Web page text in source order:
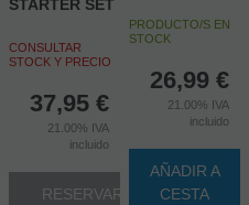
STARTER SET
CONSULTAR
STOCK Y PRECIO
37,95 €
21.00% IVA
incluido
RESERVAR
PRODUCTO/S EN
STOCK
26,99 €
21.00% IVA
incluido
AÑADIR A
CESTA